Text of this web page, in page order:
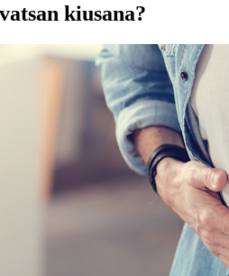
kiusana?